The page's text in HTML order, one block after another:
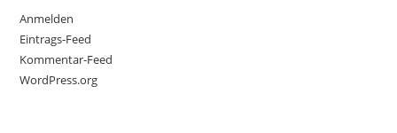
Anmelden
Eintrags-Feed
Kommentar-Feed
WordPress.org